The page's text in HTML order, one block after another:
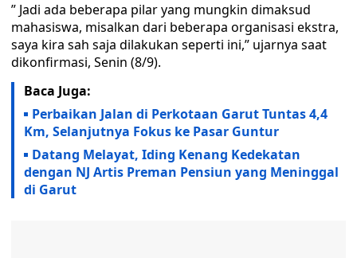
” Jadi ada beberapa pilar yang mungkin dimaksud
mahasiswa, misalkan dari beberapa organisasi ekstra,
saya kira sah saja dilakukan seperti ini,” ujarnya saat
dikonfirmasi, Senin (8/9).
Baca Juga:
Perbaikan Jalan di Perkotaan Garut Tuntas 4,4
Km, Selanjutnya Fokus ke Pasar Guntur
Datang Melayat, Iding Kenang Kedekatan
dengan NJ Artis Preman Pensiun yang Meninggal
di Garut